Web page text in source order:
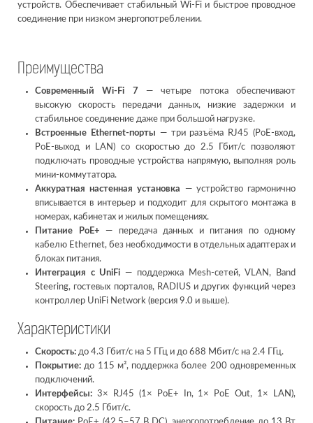
устройств. Обеспечивает стабильный Wi-Fi и быстрое проводное
соединение при низком энергопотреблении.
Преимущества
Современный Wi-Fi 7 — четыре потока обеспечивают
высокую скорость передачи данных, низкие задержки и
стабильное соединение даже при большой нагрузке.
Встроенные Ethernet-порты — три разъёма RJ45 (PoE-вход,
PoE-выход и LAN) со скоростью до 2.5 Гбит/с позволяют
подключать проводные устройства напрямую, выполняя роль
мини-коммутатора.
Аккуратная настенная установка
— устройство гармонично
вписывается в интерьер и подходит для скрытого монтажа в
номерах, кабинетах и жилых помещениях.
Питание PoE+ — передача данных и питания по одному
кабелю Ethernet, без необходимости в отдельных адаптерах и
блоках питания.
Интеграция с UniFi — поддержка Mesh-сетей, VLAN, Band
Steering, гостевых порталов, RADIUS и других функций через
контроллер UniFi Network (версия 9.0 и выше).
Характеристики
Скорость: до 4.3 Гбит/с на 5 ГГц и до 688 Мбит/с на 2.4 ГГц.
Покрытие: до 115 м², поддержка более 200 одновременных
подключений.
Интерфейсы: 3× RJ45 (1× PoE+ In, 1× PoE Out, 1× LAN),
скорость до 2.5 Гбит/с.